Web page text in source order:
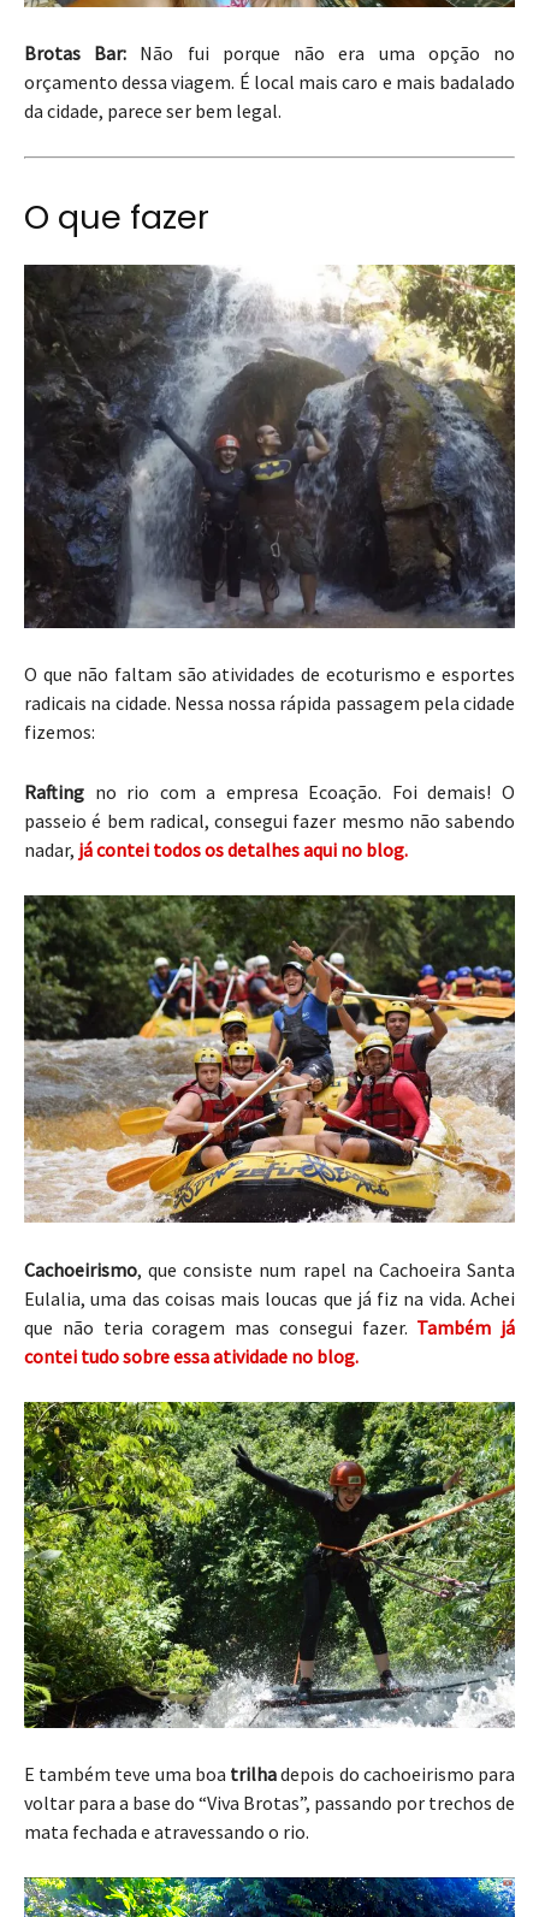
Brotas Bar: Não fui porque não era uma opção no
orçamento dessa viagem. É local mais caro e mais badalado
da cidade, parece ser bem legal.
O que fazer
O que não faltam são atividades de ecoturismo e esportes
radicais na cidade. Nessa nossa rápida passagem pela cidade
fizemos:
Rafting no rio com a empresa Ecoação. Foi demais! O
passeio é bem radical, consegui fazer mesmo não sabendo
nadar, já contei todos os detalhes aqui no blog.
Cachoeirismo, que consiste num rapel na Cachoeira Santa
Eulalia, uma das coisas mais loucas que já fiz na vida. Achei
que não teria coragem mas consegui fazer. Também já
contei tudo sobre essa atividade no blog.
E também teve uma boa trilhadepois do cachoeirismo para
voltar para a base do “Viva Brotas”, passando por trechos de
mata fechada e atravessando o rio.